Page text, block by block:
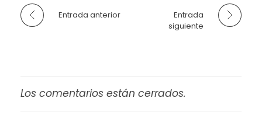
Entrada anterior
Entrada
siguiente
Los comentarios están cerrados.